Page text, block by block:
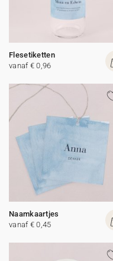
Flesetiketten
vanaf € 0,96
Naamkaartjes
vanaf € 0,45